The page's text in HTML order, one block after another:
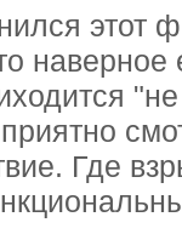
этот
наверное
Где